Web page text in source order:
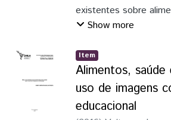
existentes sobre
geneticamente, que
escolares, seja pelas
pelos vários produtos
alimentos que são
manutenção de
será elaborada,
Show more
Item
Alimentos,
uso de imagens
educacional